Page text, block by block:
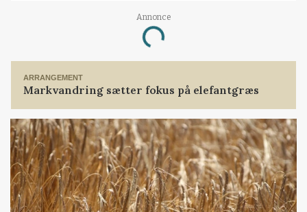
Annonce
Loading...
ARRANGEMENT
Markvandring sætter fokus på elefantgræs